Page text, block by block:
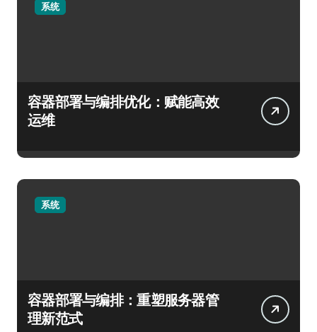
系统
容器部署与编排优化：赋能高效
运维
系统
容器部署与编排：重塑服务器管
理新范式